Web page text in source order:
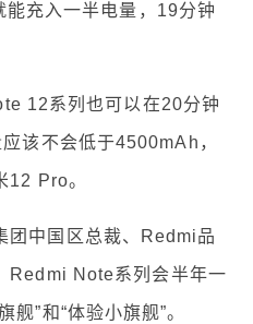
充入一半电量，19分钟
12系列也可以在20分钟
该不会低于4500mAh，
12 Pro。
中国区总裁、Redmi品
Redmi Note系列会半年一
”和“体验小旗舰”。